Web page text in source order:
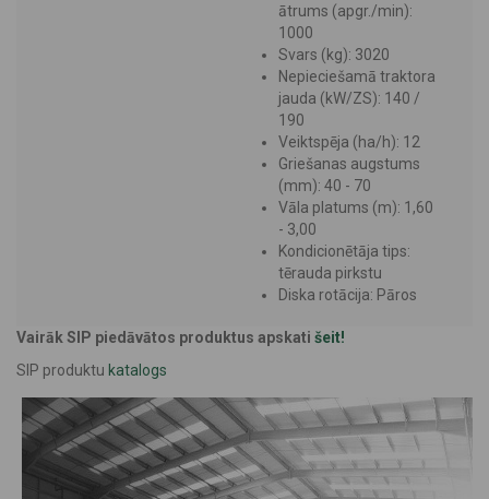
ātrums (apgr./min):
1000
Svars (kg): 3020
Nepieciešamā traktora
jauda (kW/ZS): 140 /
190
Veiktspēja (ha/h): 12
Griešanas augstums
(mm): 40 - 70
Vāla platums (m): 1,60
- 3,00
Kondicionētāja tips:
tērauda pirkstu
Diska rotācija: Pāros
Vairāk SIP piedāvātos produktus apskati šeit!
SIP produktu katalogs